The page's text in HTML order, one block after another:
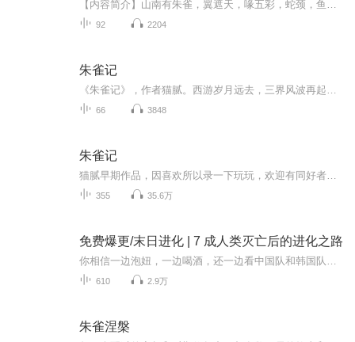
92 2204
朱雀记
66 3848
朱雀记
355 35.6万
免费爆更/末日进化 | 7 成人类灭亡后的进化之路
610 2.9万
朱雀涅槃